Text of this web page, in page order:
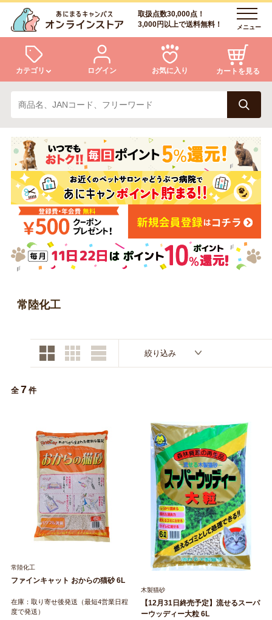
取扱点数30,000点！
3,000円以上で送料無料！
メニュー
カテゴリ
犬 猫
小動物・鳥 アクア・爬虫類・昆虫
ドッグフード キャットフード
美容・ケア用品 服・おさんぽ用品
日用品（デイリー）
トリマーグッズ
ログイン お気に入り カートを見る
ログイン
会員登録
あにまるキャンパスについて
アフターサービス
商品リクエスト
お問い合わせ
常陸化工
絞り込み
全 7 件
常陸化工
ファインキャット おからの猫砂 6L
在庫：取り寄せ後発送（最短4営業日程
度で発送）
木製猫砂
【12月31日終売予定】流せるスーパ
ーウッディー大粒 6L